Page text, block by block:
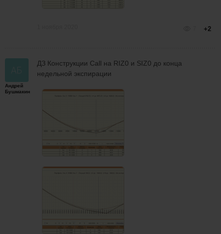
+2
Андрей
Бушмакин
ДЗ Конструкции Call на RIZ0 и SIZ0 до конца
недельной экспирации